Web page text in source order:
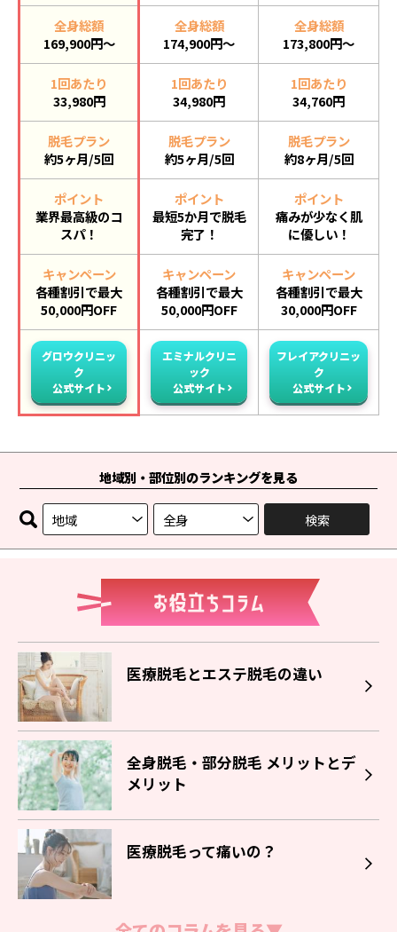
全身総額
169,900円～
全身総額
174,900円～
全身総額
173,800円～
1回あたり
33,980円
1回あたり
34,980円
1回あたり
34,760円
脱毛プラン
約5ヶ月/5回
脱毛プラン
約5ヶ月/5回
脱毛プラン
約8ヶ月/5回
ポイント
業界最高級のコ
スパ！
ポイント
最短5か月で脱毛
完了！
ポイント
痛みが少なく肌
に優しい！
キャンペーン
各種割引で最大
50,000円OFF
キャンペーン
各種割引で最大
50,000円OFF
キャンペーン
各種割引で最大
30,000円OFF
グロウクリニッ
ク
公式サイト
エミナルクリニ
ック
公式サイト
フレイアクリニッ
ク
公式サイト
地域別・部位別のランキングを見る
医療脱毛とエステ脱毛の違い
全身脱毛・部分脱毛 メリットとデ
メリット
医療脱毛って痛いの？